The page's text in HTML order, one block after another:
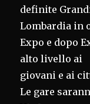
definite
Lombardia in
Expo e dopo
alto livello ai
giovani e ai
Le gare